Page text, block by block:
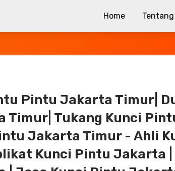
Home Tentang
Pintu Jakarta Timur|
Timur| Tukang Kunci
Jakarta Timur - Ahli
Kunci Pintu Jakarta |